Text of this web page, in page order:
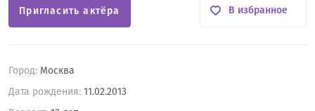
Город: Москва
Дата рождения: 11.02.2013
Пригласить актёра В избранное